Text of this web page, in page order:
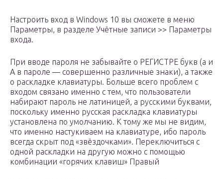
Настроить вход в Windows 10 вы сможете в меню
Параметры, в разделе Учётные записи >> Параметры
входа.
При вводе пароля не забывайте о РЕГИСТРЕ букв (а и
А в пароле — совершенно различные знаки), а также
о раскладке клавиатуры. Больше всего проблем с
входом связано именно с тем, что пользователи
набирают пароль не латиницей, а русскими буквами,
поскольку именно русская раскладка клавиатуры
установлена по умолчанию. К тому же мы не видим,
что именно настукиваем на клавиатуре, ибо пароль
всегда скрыт под «звёздочками». Переключиться с
одной раскладки на другую можно с помощью
комбинации «горячих клавиш» Правый